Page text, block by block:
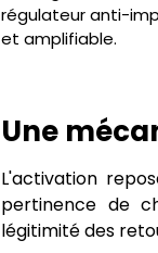
régulateur anti-
et amplifiable.
Une
L'activation
pertinence de
légitimité des